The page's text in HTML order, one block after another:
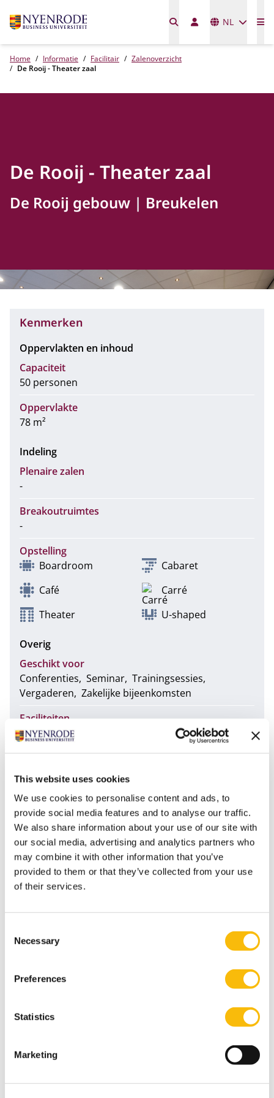
This website uses cookies
We use cookies to personalise content and ads, to
provide social media features and to analyse our traffic.
We also share information about your use of our site with
our social media, advertising and analytics partners who
may combine it with other information that you’ve
provided to them or that they’ve collected from your use
of their services.
Selection
Necessary
Preferences
Statistics
Marketing
NL
Home Informatie Facilitair
Zalenoverzicht
De Rooij - Theater zaal
De Rooij - Theater zaal
De Rooij gebouw Breukelen
Kenmerken
Oppervlakten en inhoud
Capaciteit
50 personen
Oppervlakte
78 m²
Indeling
Plenaire zalen
-
Breakoutruimtes
-
Opstelling
Boardroom
Cabaret
Café
Carré
Theater
U-shaped
Overig
Geschikt voor
Conferenties Seminar Trainingsessies
Vergaderen Zakelijke bijeenkomsten
Faciliteiten
Audiovisuele ondersteuning
Flipover
Rolstoeltoegankelijk
Foto's